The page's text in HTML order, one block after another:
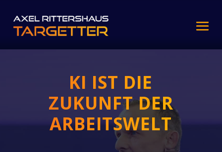
KI IST DIE
ZUKUNFT DER
ARBEITSWELT